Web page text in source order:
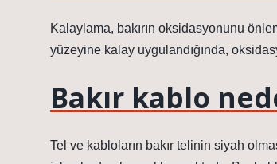
Kalaylama, bakırın oksidasyonunu
yüzeyine kalay uygulandığında,
Bakır kablo
Tel ve kabloların bakır telinin siyah